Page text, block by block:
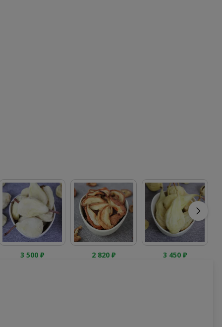
3 500 ₽ 2 820 ₽ 3 450 ₽